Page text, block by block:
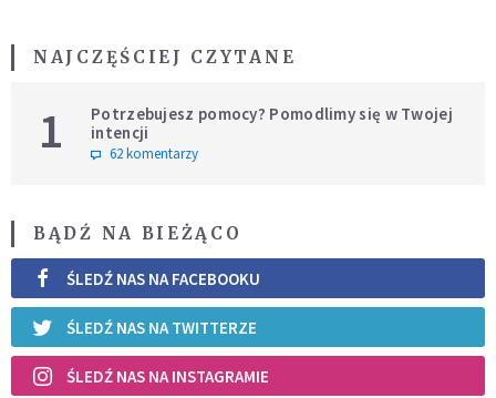
NAJCZĘŚCIEJ CZYTANE
1
Potrzebujesz pomocy? Pomodlimy się w Twojej
intencji
62 komentarzy
BĄDŹ NA BIEŻĄCO
ŚLEDŹ NAS NA FACEBOOKU
ŚLEDŹ NAS NA TWITTERZE
ŚLEDŹ NAS NA INSTAGRAMIE